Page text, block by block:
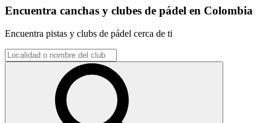
Encuentra canchas y clubes de pádel en Colombia
Encuentra pistas y clubs de pádel cerca de ti